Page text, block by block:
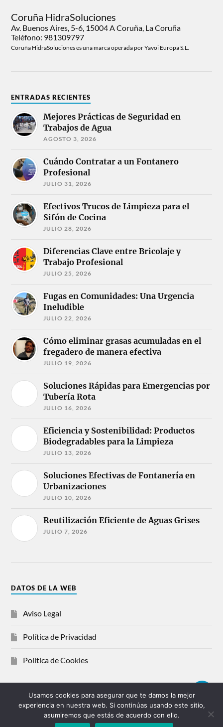
Coruña HidraSoluciones
Av. Buenos Aires, 5-6, 15004 A Coruña, La Coruña
Teléfono: 981309797
Coruña HidraSoluciones es una marca operada por Yavoi Europa S.L.
ENTRADAS RECIENTES
Mejores Prácticas de Seguridad en
Trabajos de Agua
AGOSTO 3, 2026
Cuándo Contratar a un Fontanero
Profesional
JULIO 31, 2026
Efectivos Trucos de Limpieza para el
Sifón de Cocina
JULIO 28, 2026
Diferencias Clave entre Bricolaje y
Trabajo Profesional
JULIO 25, 2026
Fugas en Comunidades: Una Urgencia
Ineludible
JULIO 22, 2026
Cómo eliminar grasas acumuladas en el
fregadero de manera efectiva
JULIO 19, 2026
Soluciones Rápidas para Emergencias por
Tubería Rota
JULIO 16, 2026
Eficiencia y Sostenibilidad: Productos
Biodegradables para la Limpieza
JULIO 13, 2026
Soluciones Efectivas de Fontanería en
Urbanizaciones
JULIO 10, 2026
Reutilización Eficiente de Aguas Grises
JULIO 7, 2026
DATOS DE LA WEB
Aviso Legal
Política de Privacidad
Política de Cookies
© 2026 FONTANEROS CORUÑA
HIDRASOLUCIONES
Usamos cookies para asegurar que te damos la mejor
experiencia en nuestra web. Si continúas usando este sitio,
asumiremos que estás de acuerdo con ello.
¡LLAMAR YA!